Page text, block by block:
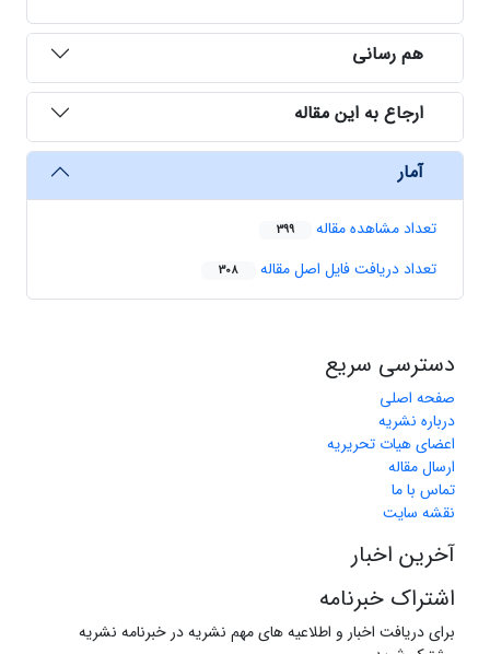
هم رسانی
ارجاع به این مقاله
آمار
تعداد مشاهده مقاله 399
تعداد دریافت فایل اصل مقاله 308
دسترسی سریع
صفحه اصلی
درباره نشریه
اعضای هیات تحریریه
ارسال مقاله
تماس با ما
نقشه سایت
آخرین اخبار
اشتراک خبرنامه
برای دریافت اخبار و اطلاعیه های مهم نشریه در خبرنامه نشریه